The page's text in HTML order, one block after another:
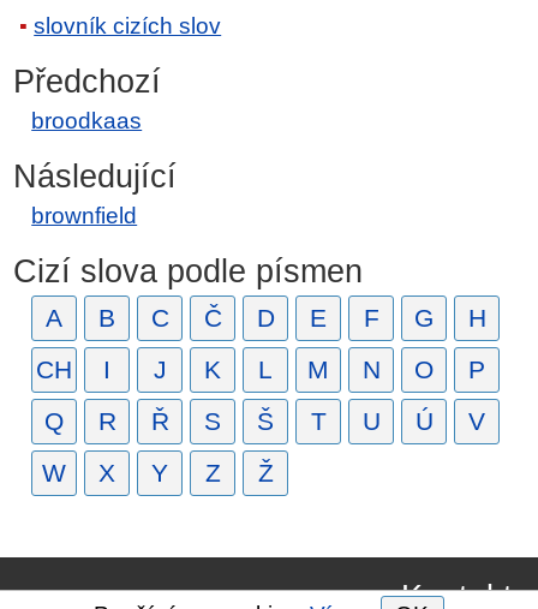
slovník cizích slov
Předchozí
broodkaas
Následující
brownfield
Cizí slova podle písmen
A B C Č D E F G
H
CH
I J K L M N O
P
Q
R Ř S Š T U Ú
V
W
X Y Z Ž
Kontakt